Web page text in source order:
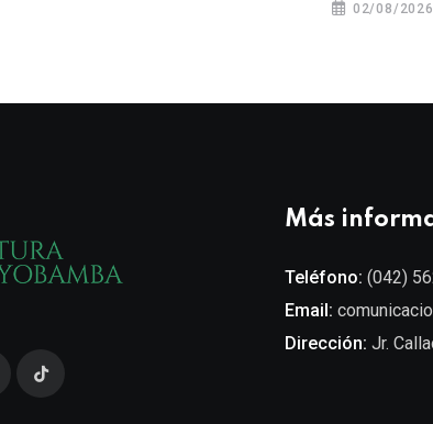
02/08/2026
Más
Teléfono: (042)
Email:
Dirección: Jr.